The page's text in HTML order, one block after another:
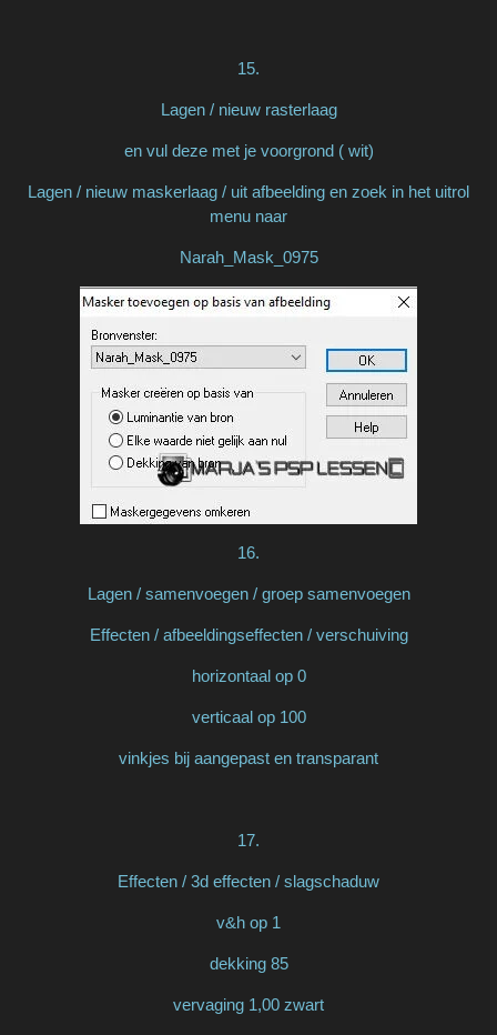
15.
Lagen / nieuw rasterlaag
en vul deze met je voorgrond ( wit)
Lagen / nieuw maskerlaag / uit afbeelding en zoek in het uitrol
menu naar
Narah_Mask_0975
16.
Lagen / samenvoegen / groep samenvoegen
Effecten / afbeeldingseffecten / verschuiving
horizontaal op 0
verticaal op 100
vinkjes bij aangepast en transparant
17.
Effecten / 3d effecten / slagschaduw
v&h op 1
dekking 85
vervaging 1,00 zwart